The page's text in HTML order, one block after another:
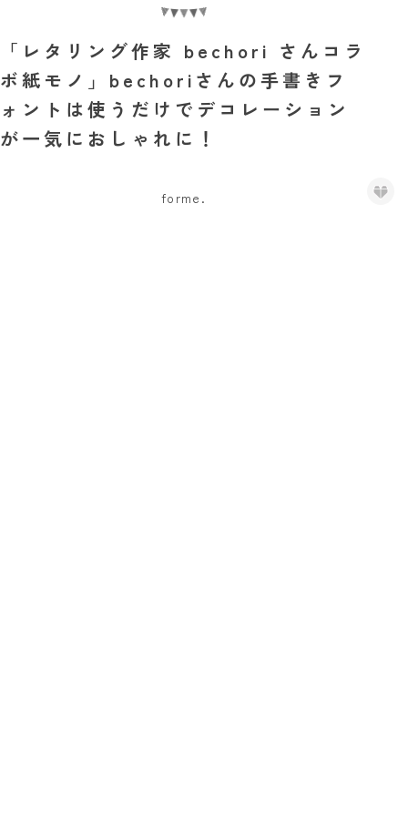
「レタリング作家 bechori さんコラ
ボ紙モノ」bechoriさんの手書きフ
ォントは使うだけでデコレーション
が一気におしゃれに！
forme.